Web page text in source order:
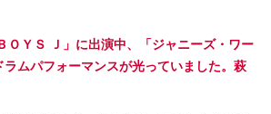
ＹＳ Ｊ」に出演中、「ジャニーズ・ワー
ムパフォーマンスが光っていました。萩